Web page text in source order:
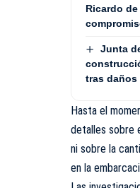
Ricardo
Junta
tras
Hasta el
detalles sobre
ni sobre la
en la